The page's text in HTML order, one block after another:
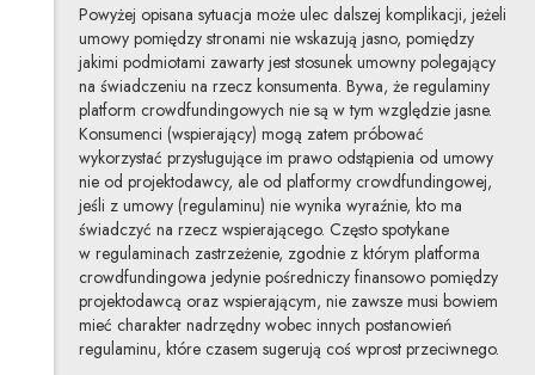
Powyżej opisana sytuacja może ulec dalszej komplikacji, jeżeli
umowy pomiędzy stronami nie wskazują jasno, pomiędzy
jakimi podmiotami zawarty jest stosunek umowny polegający
na świadczeniu na rzecz konsumenta. Bywa, że regulaminy
platform crowdfundingowych nie są w tym względzie jasne.
Konsumenci (wspierający) mogą zatem próbować
wykorzystać przysługujące im prawo odstąpienia od umowy
nie od projektodawcy, ale od platformy crowdfundingowej,
jeśli z umowy (regulaminu) nie wynika wyraźnie, kto ma
świadczyć na rzecz wspierającego. Często spotykane
w regulaminach zastrzeżenie, zgodnie z którym platforma
crowdfundingowa jedynie pośredniczy finansowo pomiędzy
projektodawcą oraz wspierającym, nie zawsze musi bowiem
mieć charakter nadrzędny wobec innych postanowień
regulaminu, które czasem sugerują coś wprost przeciwnego.